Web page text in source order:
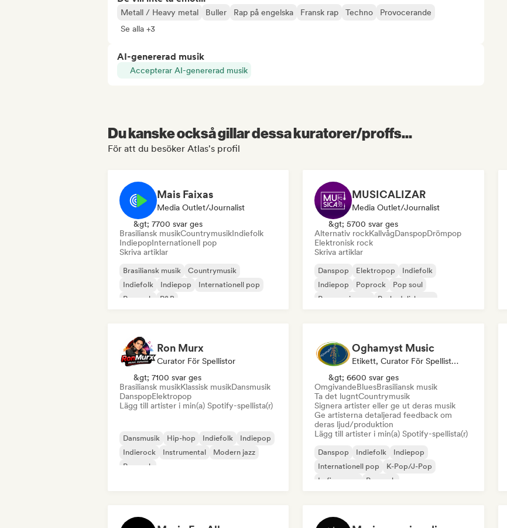
Metall / Heavy metal Buller Rap på engelska Fransk rap Techno
Provocerande
Se alla +3
AI-genererad musik
Accepterar AI-genererad musik
Du kanske också gillar dessa kuratorer/proffs...
För att du besöker Atlas's profil
Mais Faixas
Media Outlet/Journalist
&gt; 7700 svar ges
Brasiliansk musikCountrymusikIndiefolk
IndiepopInternationell pop
Skriva artiklar
Brasiliansk musik
Countrymusik
Indiefolk
Indiepop
Internationell pop
Poprock
R&B
MUSICALIZAR
Media Outlet/Journalist
&gt; 5700 svar ges
Alternativ rockKallvågDanspopDrömpop
Elektronisk rock
Skriva artiklar
Danspop Elektropop
Indiefolk
Indiepop
Poprock
Pop soul
Progressiv pop
Psykedelisk pop
Ron Murx
Curator För Spellistor
&gt; 7100 svar ges
Brasiliansk musikKlassisk musikDansmusik
DanspopElektropop
Lägg till artister i min(a) Spotify-spellista(r)
Dansmusik Hip-hop Indiefolk
Indiepop
Indierock
Instrumental
Modern jazz
Poprock
Oghamyst Music
Etikett, Curator För Spellistor, Ljudexpert
&gt; 6600 svar ges
OmgivandeBluesBrasiliansk musik
Ta det lugntCountrymusik
Signera artister eller ge ut deras musik
Ge artisterna detaljerad feedback om
deras ljud/produktion
Lägg till artister i min(a) Spotify-spellista(r)
Danspop Indiefolk
Indiepop
Internationell pop
K-Pop/J-Pop
Lofi sovrum
Poprock